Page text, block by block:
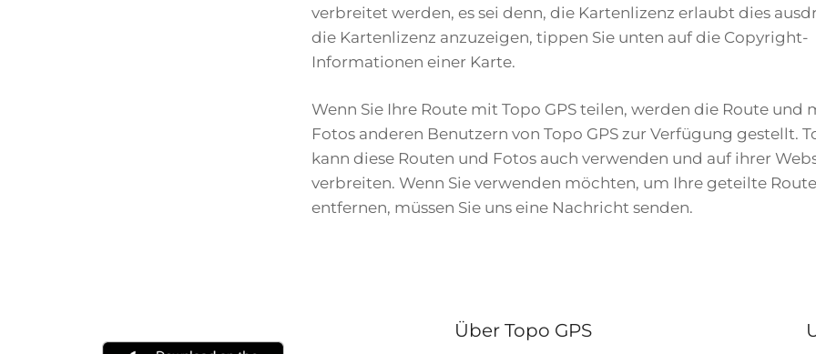
verbreitet werden, es sei denn, die Kartenlizenz erlaubt dies
die Kartenlizenz anzuzeigen, tippen Sie unten auf die Copyright-
Informationen einer Karte.
Wenn Sie Ihre Route mit Topo GPS teilen, werden die Route und
Fotos anderen Benutzern von Topo GPS zur Verfügung gestellt.
kann diese Routen und Fotos auch verwenden und auf ihrer
verbreiten. Wenn Sie verwenden möchten, um Ihre geteilte
entfernen, müssen Sie uns eine Nachricht senden.
Über Topo GPS